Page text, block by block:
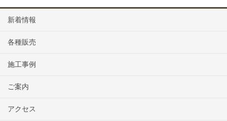
新着情報
各種販売
施工事例
ご案内
アクセス